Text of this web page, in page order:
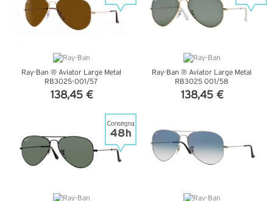
Ray-Ban ® Aviator Large Metal
RB3025-001/57
138,45 €
Ray-Ban ® Aviator Large Metal
RB3025 001/58
138,45 €